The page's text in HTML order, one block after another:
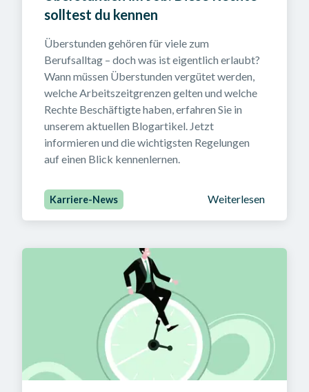
solltest du kennen
Überstunden gehören für viele zum
Berufsalltag – doch was ist eigentlich erlaubt?
Wann müssen Überstunden vergütet werden,
welche Arbeitszeitgrenzen gelten und welche
Rechte Beschäftigte haben, erfahren Sie in
unserem aktuellen Blogartikel. Jetzt
informieren und die wichtigsten Regelungen
auf einen Blick kennenlernen.
Karriere-News Weiterlesen